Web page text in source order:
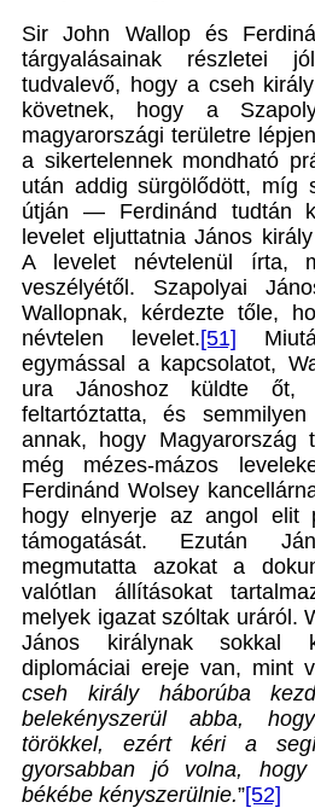
Sir John Wallop és
tárgyalásainak részletei
tudvalevő, hogy a cseh
követnek, hogy a
magyarországi területre
a sikertelennek mondható
után addig sürgölődött, míg
útján — Ferdinánd tudtán
levelet eljuttatnia János
A levelet névtelenül írta,
veszélyétől. Szapolyai
Wallopnak, kérdezte tőle,
névtelen levelet.[51]
egymással a kapcsolatot,
ura Jánoshoz küldte
feltartóztatta, és
annak, hogy Magyarország
még mézes-mázos
Ferdinánd Wolsey
hogy elnyerje az angol elit
támogatását. Ezután
megmutatta azokat a
valótlan állításokat
melyek igazat szóltak uráról.
János királynak sokkal
diplomáciai ereje van, mint
cseh király háborúba
belekényszerül abba,
törökkel, ezért kéri a
gyorsabban jó volna,
békébe kényszerülnie.”[52]